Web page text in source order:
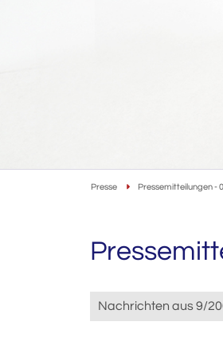
Presse Pressemitteilungen -
Nachrichten aus 9/